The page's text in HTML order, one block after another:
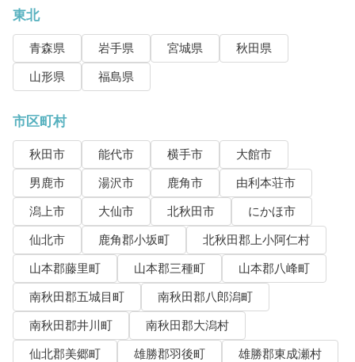
東北
青森県 岩手県 宮城県
秋田県
山形県
福島県
市区町村
秋田市 能代市 横手市
大館市
男鹿市
湯沢市 鹿角市
由利本荘市
潟上市
大仙市 北秋田市
にかほ市
仙北市
鹿角郡小坂町
北秋田郡上小阿仁村
山本郡藤里町
山本郡三種町
山本郡八峰町
南秋田郡五城目町
南秋田郡八郎潟町
南秋田郡井川町
南秋田郡大潟村
仙北郡美郷町
雄勝郡羽後町 雄勝郡東成瀬村